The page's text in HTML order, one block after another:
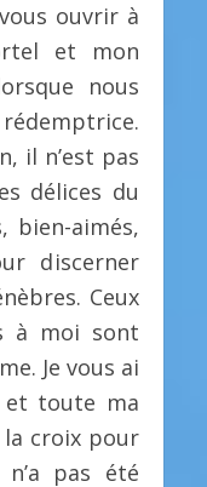
ouvrir à
et mon
nous
il n’est pas
délices du
bien-aimés,
discerner
Ceux
à moi sont
Je vous ai
et toute ma
la croix pour
pas été